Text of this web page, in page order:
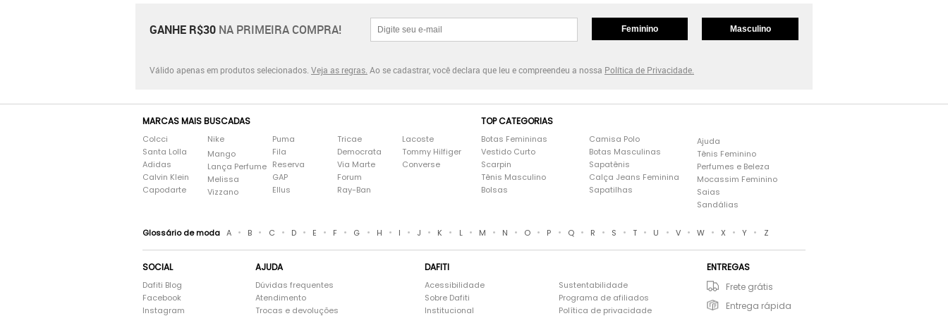
GANHE R$30 NA PRIMEIRA COMPRA! Feminino Masculino
Válido apenas em produtos selecionados. Veja as regras. Ao se cadastrar, você declara que leu e compreendeu a nossa Política de Privacidade.
MARCAS MAIS BUSCADAS
Colcci
Santa Lolla
Adidas
Calvin Klein
Capodarte
Nike
Mango
Lança Perfume
Melissa
Vizzano
Puma
Fila
Reserva
GAP
Ellus
Tricae
Democrata
Via Marte
Forum
Ray-Ban
Lacoste
Tommy Hilfiger
Converse
TOP CATEGORIAS
Botas Femininas
Vestido Curto
Scarpin
Tênis Masculino
Bolsas
Camisa Polo
Botas Masculinas
Sapatênis
Calça Jeans Feminina
Sapatilhas
Ajuda
Tênis Feminino
Perfumes e Beleza
Mocassim Feminino
Saias
Sandálias
Glossário de moda A • B • C • D • E • F • G • H • I • J • K • L • M • N • O • P • Q • R • S • T • U • V • W • X • Y • Z
SOCIAL
Dafiti Blog
Facebook
Instagram
AJUDA
Dúvidas frequentes
Atendimento
Trocas e devoluções
DAFITI
Acessibilidade
Sobre Dafiti
Institucional
Sustentabilidade
Programa de afiliados
Política de privacidade
ENTREGAS
Frete grátis
Entrega rápida